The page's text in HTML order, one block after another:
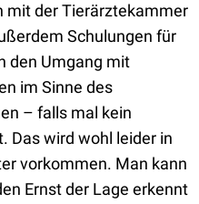
mit der Tierärztekammer
Schulungen für
den Umgang mit
im Sinne des
– falls mal kein
Das wird wohl leider in
vorkommen. Man kann
Ernst der Lage erkennt